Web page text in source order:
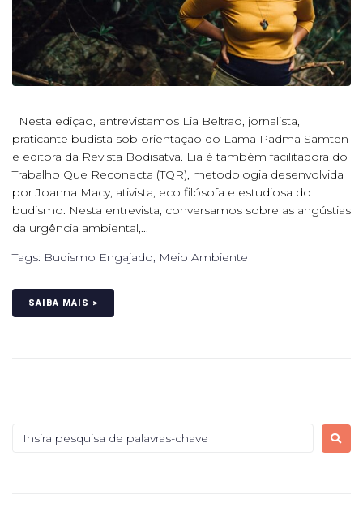
Nesta edição, entrevistamos Lia Beltrão, jornalista,
praticante budista sob orientação do Lama Padma Samten
e editora da Revista Bodisatva. Lia é também facilitadora do
Trabalho Que Reconecta (TQR), metodologia desenvolvida
por Joanna Macy, ativista, eco filósofa e estudiosa do
budismo. Nesta entrevista, conversamos sobre as angústias
da urgência ambiental,...
Tags: Budismo Engajado, Meio Ambiente
SAIBA MAIS >